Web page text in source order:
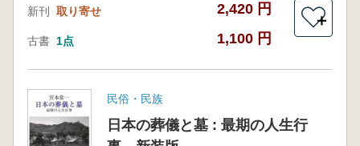
新刊 取り寄せ 2,420 円
古書 1点 1,100 円
＋
民俗・民族
日本の葬儀と墓 : 最期の人生行